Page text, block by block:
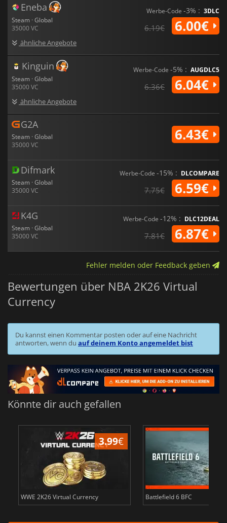
Eneba
Steam · Global
35000 VC
ähnliche Angebote
Werbe-Code -3% : 3DLC
6.19€ 6.00€
Kinguin
Steam · Global
35000 VC
ähnliche Angebote
Werbe-Code -5% : AUGDLC5
6.36€ 6.04€
G2A
Steam · Global
35000 VC
6.43€
Difmark
Steam · Global
35000 VC
Werbe-Code -15% : DLCOMPARE
7.75€ 6.59€
K4G
Steam · Global
35000 VC
Werbe-Code -12% : DLC12DEAL
7.81€ 6.87€
Fehler melden oder Feedback geben
Bewertungen über NBA 2K26 Virtual
Currency
Du kannst einen Kommentar posten oder auf eine Nachricht
antworten, wenn du auf deinem Konto angemeldet bist
Könnte dir auch gefallen
3.99€
WWE 2K26 Virtual Currency Battlefield 6 BFC